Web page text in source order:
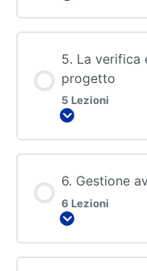
5. La verifica
progetto
5 Lezioni
6. Gestione
6 Lezioni